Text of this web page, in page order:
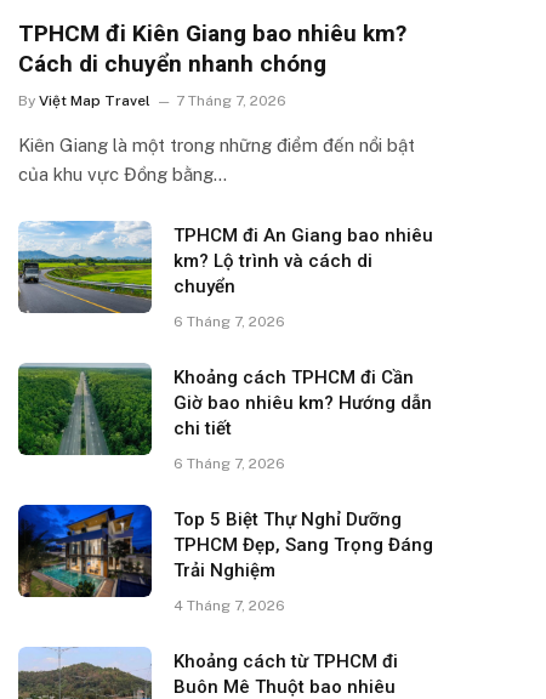
TPHCM đi Kiên Giang bao nhiêu km?
Cách di chuyển nhanh chóng
By Việt Map Travel 7 Tháng 7, 2026
Kiên Giang là một trong những điểm đến nổi bật
của khu vực Đồng bằng…
TPHCM đi An Giang bao nhiêu
km? Lộ trình và cách di
chuyển
6 Tháng 7, 2026
Khoảng cách TPHCM đi Cần
Giờ bao nhiêu km? Hướng dẫn
chi tiết
6 Tháng 7, 2026
Top 5 Biệt Thự Nghỉ Dưỡng
TPHCM Đẹp, Sang Trọng Đáng
Trải Nghiệm
4 Tháng 7, 2026
Khoảng cách từ TPHCM đi
Buôn Mê Thuột bao nhiêu